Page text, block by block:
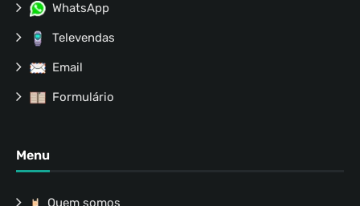
WhatsApp
Televendas
Email
Formulário
Menu
Quem somos